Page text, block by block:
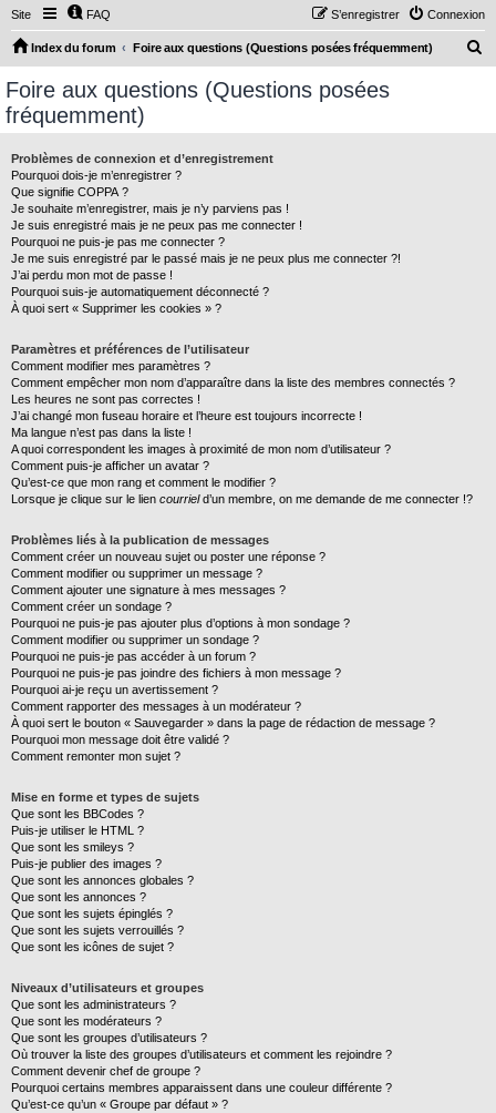
Site FAQ Connexion
S’enregistrer
Index du forum Foire aux questions (Questions posées fréquemment)
Foire aux questions (Questions posées
fréquemment)
Problèmes de connexion et d’enregistrement
Pourquoi dois-je m’enregistrer ?
Que signifie COPPA ?
Je souhaite m’enregistrer, mais je n’y parviens pas !
Je suis enregistré mais je ne peux pas me connecter !
Pourquoi ne puis-je pas me connecter ?
Je me suis enregistré par le passé mais je ne peux plus me connecter ?!
J’ai perdu mon mot de passe !
Pourquoi suis-je automatiquement déconnecté ?
À quoi sert « Supprimer les cookies » ?
Paramètres et préférences de l’utilisateur
Comment modifier mes paramètres ?
Comment empêcher mon nom d’apparaître dans la liste des membres connectés ?
Les heures ne sont pas correctes !
J’ai changé mon fuseau horaire et l’heure est toujours incorrecte !
Ma langue n’est pas dans la liste !
A quoi correspondent les images à proximité de mon nom d’utilisateur ?
Comment puis-je afficher un avatar ?
Qu’est-ce que mon rang et comment le modifier ?
Lorsque je clique sur le lien courrield’un membre, on me demande de me connecter !?
Problèmes liés à la publication de messages
Comment créer un nouveau sujet ou poster une réponse ?
Comment modifier ou supprimer un message ?
Comment ajouter une signature à mes messages ?
Comment créer un sondage ?
Pourquoi ne puis-je pas ajouter plus d’options à mon sondage ?
Comment modifier ou supprimer un sondage ?
Pourquoi ne puis-je pas accéder à un forum ?
Pourquoi ne puis-je pas joindre des fichiers à mon message ?
Pourquoi ai-je reçu un avertissement ?
Comment rapporter des messages à un modérateur ?
À quoi sert le bouton « Sauvegarder » dans la page de rédaction de message ?
Pourquoi mon message doit être validé ?
Comment remonter mon sujet ?
Mise en forme et types de sujets
Que sont les BBCodes ?
Puis-je utiliser le HTML ?
Que sont les smileys ?
Puis-je publier des images ?
Que sont les annonces globales ?
Que sont les annonces ?
Que sont les sujets épinglés ?
Que sont les sujets verrouillés ?
Que sont les icônes de sujet ?
Niveaux d’utilisateurs et groupes
Que sont les administrateurs ?
Que sont les modérateurs ?
Que sont les groupes d’utilisateurs ?
Où trouver la liste des groupes d’utilisateurs et comment les rejoindre ?
Comment devenir chef de groupe ?
Pourquoi certains membres apparaissent dans une couleur différente ?
Qu’est-ce qu’un « Groupe par défaut » ?